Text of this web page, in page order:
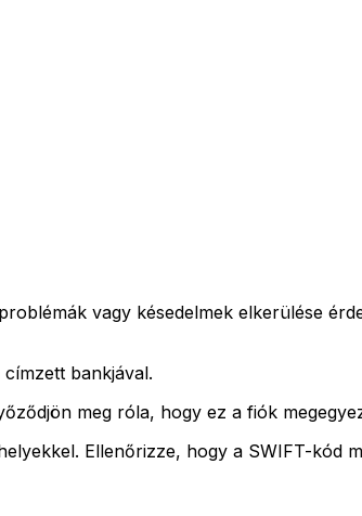
vagy késedelmek elkerülése
bankjával.
meg róla, hogy ez a fiók
Ellenőrizze, hogy a SWIFT-kód